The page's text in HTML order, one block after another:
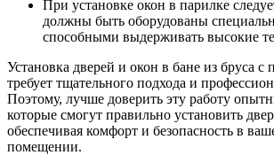
При установке окон в парилке
должны быть оборудованы
способными выдерживать высокие
Установка дверей и окон в бане из бруса с
требует тщательного подхода и
Поэтому, лучше доверить эту работу
которые смогут правильно установить
обеспечивая комфорт и безопасность в
помещении.